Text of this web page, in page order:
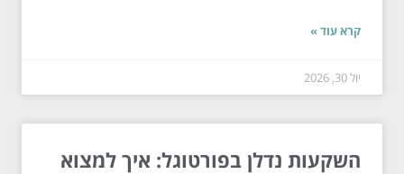
קרא עוד »
יול 30, 2026
השקעות נדלן בפורטוגל: איך למצוא